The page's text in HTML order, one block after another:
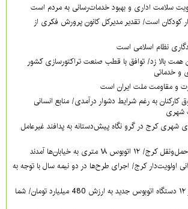
سلامت اداری و بهبود خدمات‌رسانی به مردم است
کودکان است/ تقدیر مدیرکل کانون پرورش فکری از
نظام اسلامی است
بالا زد/ توافق با قطب صنعت تراکتورسازی کشور
و خدماتی
و مقاومت ملت ایران است
به رغم شرایط دشوار درآمدی/ منابع انسانی
شهری
شهری کرج در گرو نگاه پیش‌دستانه به پدافند غیرعامل
۱۸ متری به خیابان‌ها آمدند
اولویت‌دار کرج/ اجرای طرح‌ها در دو نیمه سال با توجه به
فردا؛ آیین رونمایی از ۱۲ دستگاه اتوبوس جدید به ارزش 480 میلیارد تومان/ شما